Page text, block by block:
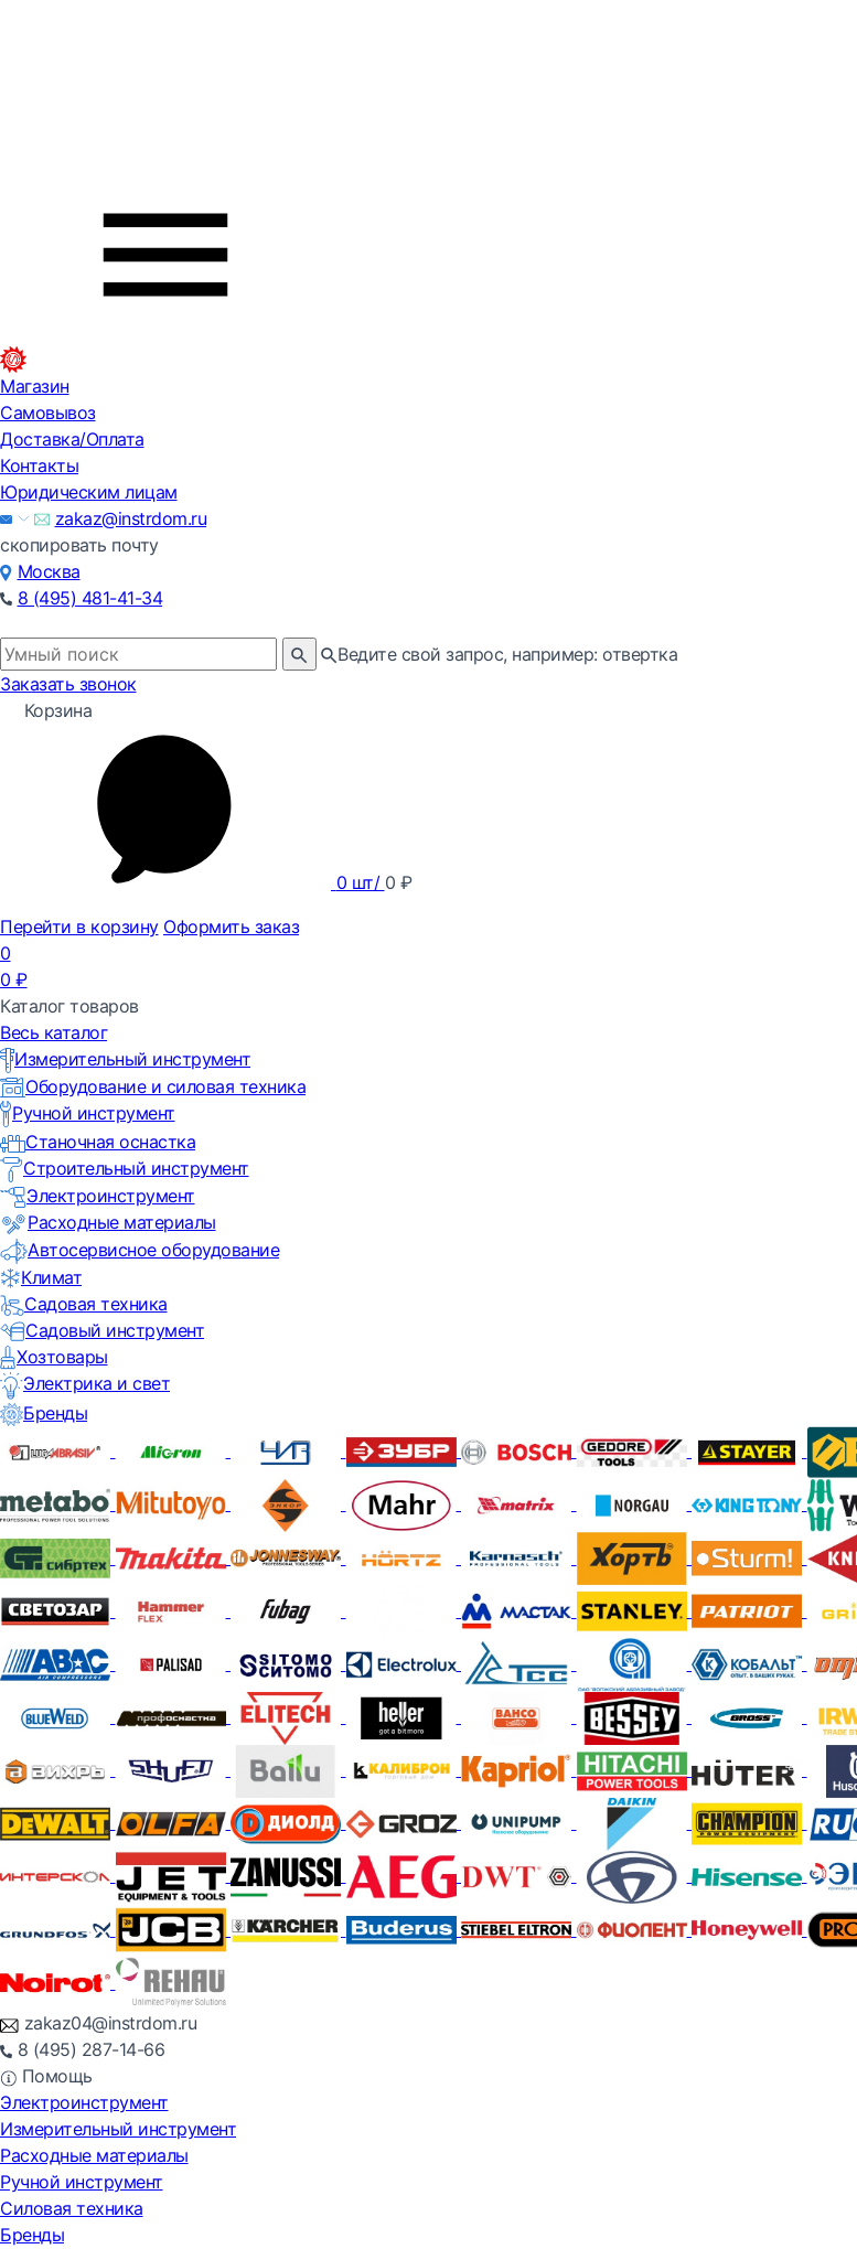
Магазин
Самовывоз
Доставка/Оплата
Контакты
Юридическим лицам
zakaz@instrdom.ru
скопировать почту
Москва
8 (495) 481-41-34
Ведите свой запрос, например: отвертка
Заказать звонок
Корзина
0 шт/ 0 ₽
Перейти в корзину Оформить заказ
0
0 ₽
Каталог товаров
Весь каталог
Измерительный инструмент
Оборудование и силовая техника
Ручной инструмент
Станочная оснастка
Строительный инструмент
Электроинструмент
Расходные материалы
Автосервисное оборудование
Климат
Садовая техника
Садовый инструмент
Хозтовары
Электрика и свет
Бренды
zakaz04@instrdom.ru
8 (495) 287-14-66
Помощь
Электроинструмент
Измерительный инструмент
Расходные материалы
Ручной инструмент
Силовая техника
Бренды